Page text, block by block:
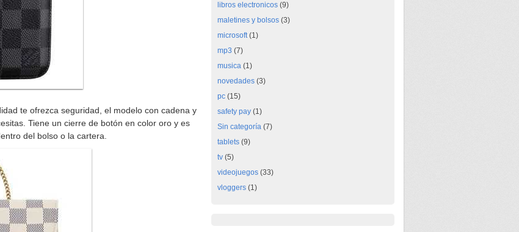
te ofrezca seguridad, el modelo con cadena y
Tiene un cierre de botón en color oro y es
del bolso o la cartera.
libros electronicos(9)
maletines y bolsos(3)
microsoft(1)
mp3 (7)
musica(1)
novedades(3)
pc(15)
safety pay(1)
Sin categoría(7)
tablets(9)
tv(5)
videojuegos(33)
vloggers(1)